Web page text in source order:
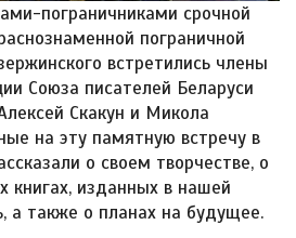
пограничниками срочной
пограничной
встретились члены
Союза писателей Беларуси
Скакун и Микола
на эту памятную встречу в
о своем творчестве, о
книгах, изданных в нашей
а также о планах на будущее.